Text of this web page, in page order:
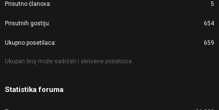
Prisutno članova 5
Prisutnih gostiju 654
Ukupno posetilaca 659
Ukupan broj može sadržati i skrivene posetioce.
Statistika foruma